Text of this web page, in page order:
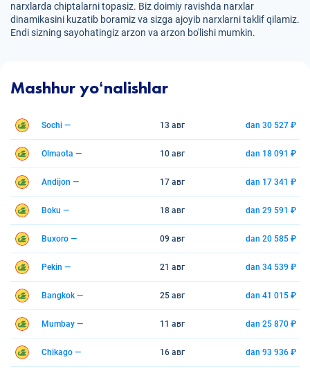
narxlarda chiptalarni topasiz. Biz doimiy ravishda narxlar
dinamikasini kuzatib boramiz va sizga ajoyib narxlarni taklif qilamiz.
Endi sizning sayohatingiz arzon va arzon bo'lishi mumkin.
Mashhur yoʻnalishlar
Sochi — 13 авг dan 30 527 ₽
Olmaota — 10 авг dan 18 091 ₽
Andijon — 17 авг dan 17 341 ₽
Boku — 18 авг dan 29 591 ₽
Buxoro — 09 авг dan 20 585 ₽
Pekin — 21 авг dan 34 539 ₽
Bangkok — 25 авг dan 41 015 ₽
Mumbay — 11 авг dan 25 870 ₽
Chikago — 16 авг dan 93 936 ₽